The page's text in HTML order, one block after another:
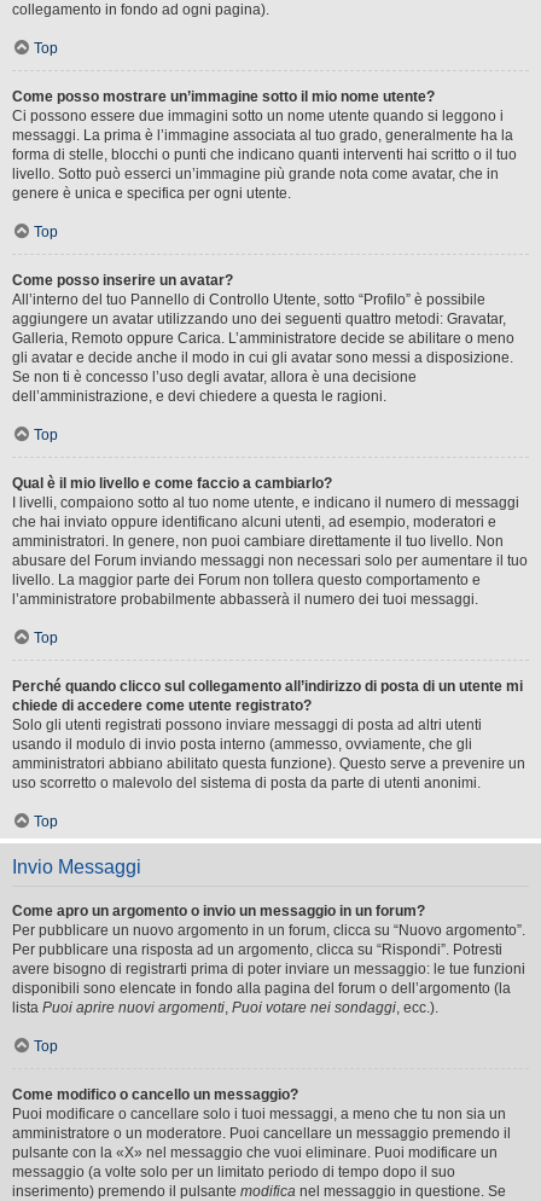
collegamento in fondo ad ogni pagina).
Top
Come posso mostrare un’immagine sotto il mio nome utente?
Ci possono essere due immagini sotto un nome utente quando si leggono i
messaggi. La prima è l’immagine associata al tuo grado, generalmente ha la
forma di stelle, blocchi o punti che indicano quanti interventi hai scritto o il tuo
livello. Sotto può esserci un’immagine più grande nota come avatar, che in
genere è unica e specifica per ogni utente.
Top
Come posso inserire un avatar?
All’interno del tuo Pannello di Controllo Utente, sotto “Profilo” è possibile
aggiungere un avatar utilizzando uno dei seguenti quattro metodi: Gravatar,
Galleria, Remoto oppure Carica. L’amministratore decide se abilitare o meno
gli avatar e decide anche il modo in cui gli avatar sono messi a disposizione.
Se non ti è concesso l’uso degli avatar, allora è una decisione
dell’amministrazione, e devi chiedere a questa le ragioni.
Top
Qual è il mio livello e come faccio a cambiarlo?
I livelli, compaiono sotto al tuo nome utente, e indicano il numero di messaggi
che hai inviato oppure identificano alcuni utenti, ad esempio, moderatori e
amministratori. In genere, non puoi cambiare direttamente il tuo livello. Non
abusare del Forum inviando messaggi non necessari solo per aumentare il tuo
livello. La maggior parte dei Forum non tollera questo comportamento e
l’amministratore probabilmente abbasserà il numero dei tuoi messaggi.
Top
Perché quando clicco sul collegamento all’indirizzo di posta di un utente mi
chiede di accedere come utente registrato?
Solo gli utenti registrati possono inviare messaggi di posta ad altri utenti
usando il modulo di invio posta interno (ammesso, ovviamente, che gli
amministratori abbiano abilitato questa funzione). Questo serve a prevenire un
uso scorretto o malevolo del sistema di posta da parte di utenti anonimi.
Top
Invio Messaggi
Come apro un argomento o invio un messaggio in un forum?
Per pubblicare un nuovo argomento in un forum, clicca su “Nuovo argomento”.
Per pubblicare una risposta ad un argomento, clicca su “Rispondi”. Potresti
avere bisogno di registrarti prima di poter inviare un messaggio: le tue funzioni
disponibili sono elencate in fondo alla pagina del forum o dell’argomento (la
lista Puoi aprire nuovi argomenti, Puoi votare nei sondaggi, ecc.).
Top
Come modifico o cancello un messaggio?
Puoi modificare o cancellare solo i tuoi messaggi, a meno che tu non sia un
amministratore o un moderatore. Puoi cancellare un messaggio premendo il
pulsante con la «X» nel messaggio che vuoi eliminare. Puoi modificare un
messaggio (a volte solo per un limitato periodo di tempo dopo il suo
inserimento) premendo il pulsante modifica nel messaggio in questione. Se